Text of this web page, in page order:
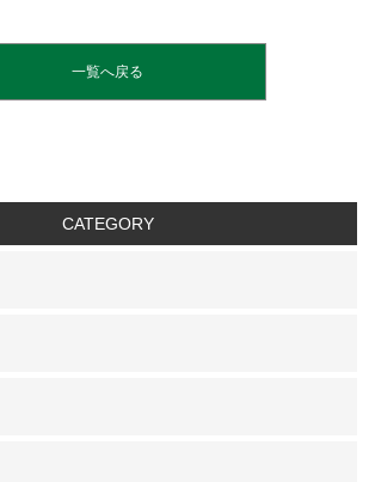
一覧へ戻る
CATEGORY